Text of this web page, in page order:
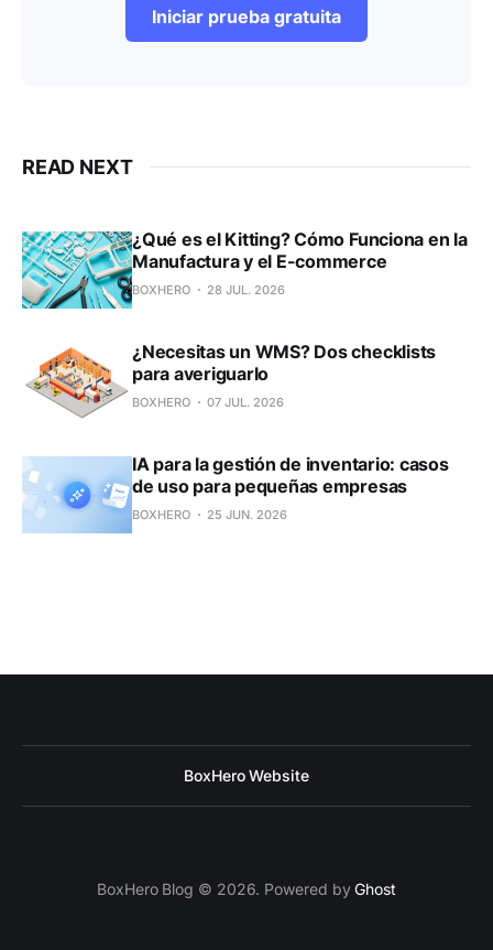
Iniciar prueba gratuita
READ NEXT
¿Qué es el Kitting? Cómo Funciona en la
Manufactura y el E-commerce
BOXHERO 28 JUL. 2026
¿Necesitas un WMS? Dos checklists
para averiguarlo
BOXHERO 07 JUL. 2026
IA para la gestión de inventario: casos
de uso para pequeñas empresas
BOXHERO 25 JUN. 2026
BoxHero Website
BoxHero Blog © 2026. Powered byGhost